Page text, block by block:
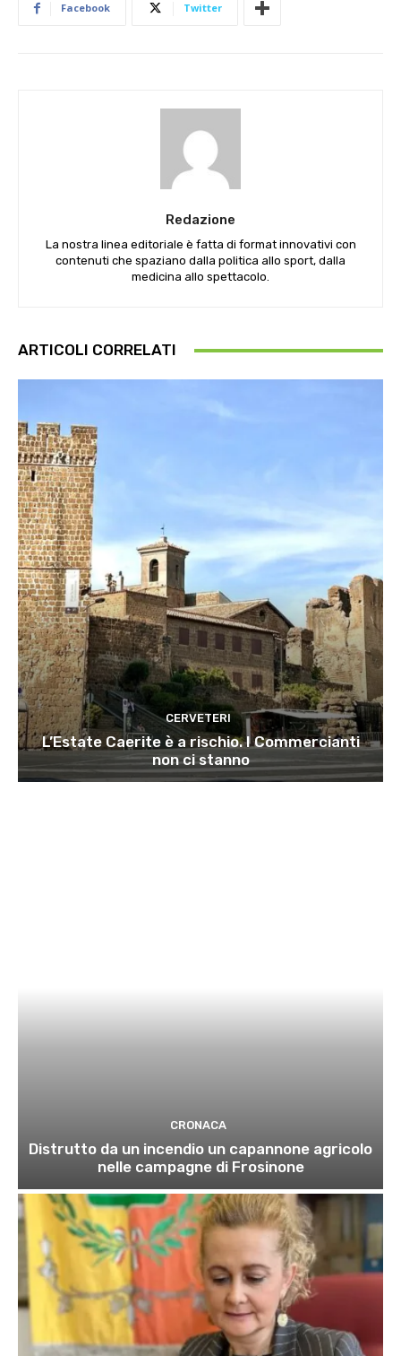
Facebook Twitter
Redazione
La nostra linea editoriale è fatta di format innovativi con
contenuti che spaziano dalla politica allo sport, dalla
medicina allo spettacolo.
ARTICOLI CORRELATI
CERVETERI
L’Estate Caerite è a rischio. I Commercianti
non ci stanno
CRONACA
Distrutto da un incendio un capannone agricolo
nelle campagne di Frosinone